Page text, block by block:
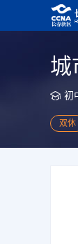
城
初
双休